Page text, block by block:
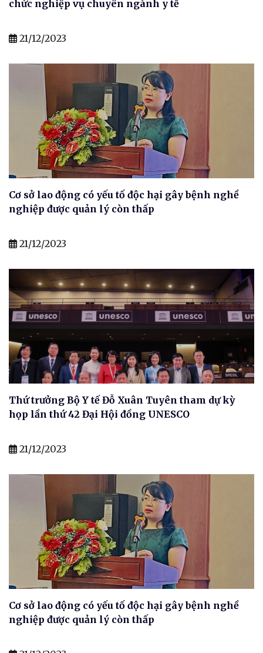
chức nghiệp vụ chuyên ngành y tế
21/12/2023
Cơ sở lao động có yếu tố độc hại gây bệnh nghề
nghiệp được quản lý còn thấp
21/12/2023
Thứ trưởng Bộ Y tế Đỗ Xuân Tuyên tham dự kỳ
họp lần thứ 42 Đại Hội đồng UNESCO
21/12/2023
Cơ sở lao động có yếu tố độc hại gây bệnh nghề
nghiệp được quản lý còn thấp